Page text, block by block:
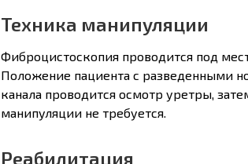
Техника манипуляции
Фиброцистоскопия проводится под
Положение пациента с разведенными
канала проводится осмотр уретры,
манипуляции не требуется.
Реабилитация